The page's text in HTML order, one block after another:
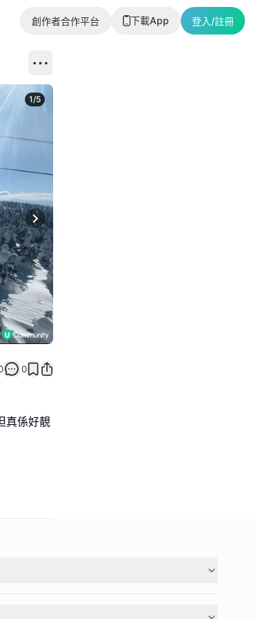
創作者合作平台 下載App 登入/註冊
Next slide
1/5
0
真係好靚